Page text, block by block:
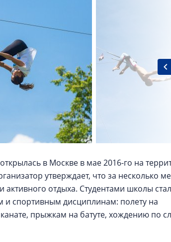
в Москве в мае 2016-го на
утверждает, что за несколько
отдыха. Студентами школы
и спортивным дисциплинам: полету на
прыжкам на батуте, хождению по